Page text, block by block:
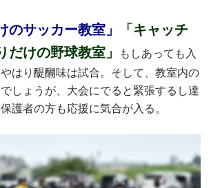
のサッカー教室」
「キャッチ
だけの野球教室」
もしあっても入
はり醍醐味は試合。そして、教室内の
しょうが、大会にでると緊張するし達
護者の方も応援に気合が入る。